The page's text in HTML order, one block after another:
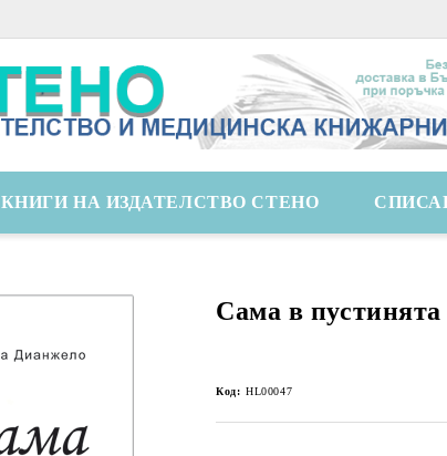
КНИГИ НА ИЗДАТЕЛСТВО СТЕНО
Сама в пустинята
Код: HL00047